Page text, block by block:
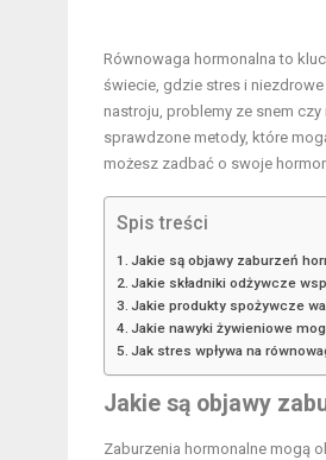
Równowaga hormonalna to
świecie, gdzie stres i
nastroju, problemy ze snem
sprawdzone metody, które
możesz zadbać o swoje
Spis treści
Jakie są objawy zaburzeń
Jakie składniki odżywcze
Jakie produkty spożywcze
Jakie nawyki żywieniowe
Jak stres wpływa na
Jakie są objawy
Zaburzenia hormonalne mogą